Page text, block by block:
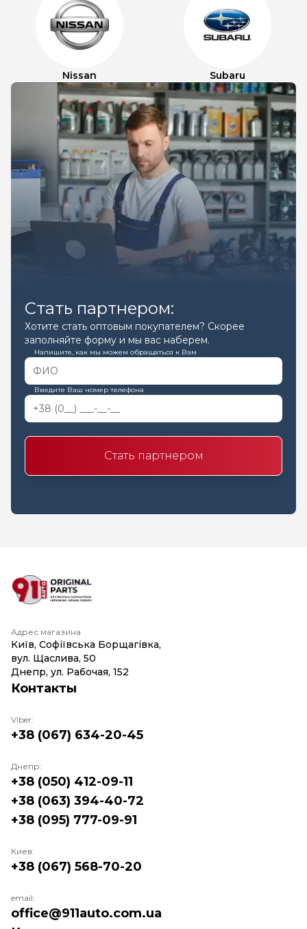
Nissan Subaru
Стать партнером:
Хотите стать оптовым покупателем? Скорее
заполняйте форму и мы вас наберем.
Напишите, как мы можем обращаться к Вам
Введите Ваш номер телефона
Стать партнером
Адрес магазина
Київ, Софіївська Борщагівка,
вул. Щаслива, 50
Днепр, ул. Рабочая, 152
Контакты
Viber:
+38 (067) 634-20-45
Днепр:
+38 (050) 412-09-11
+38 (063) 394-40-72
+38 (095) 777-09-91
Киев:
+38 (067) 568-70-20
email:
office@911auto.com.ua